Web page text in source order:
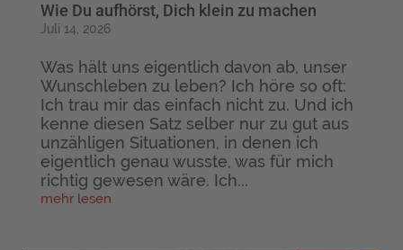
Wie Du aufhörst, Dich klein zu machen
Juli 14, 2026
Was hält uns eigentlich davon ab, unser
Wunschleben zu leben? Ich höre so oft:
Ich trau mir das einfach nicht zu. Und ich
kenne diesen Satz selber nur zu gut aus
unzähligen Situationen, in denen ich
eigentlich genau wusste, was für mich
richtig gewesen wäre. Ich...
mehr lesen